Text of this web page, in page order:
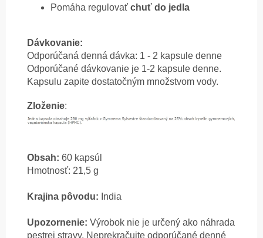
Pomáha regulovať chuť do jedla
Dávkovanie:
Odporúčaná denná dávka: 1 - 2 kapsule denne
Odporúčané dávkovanie je 1-2 kapsule denne.
Kapsulu zapite dostatočným množstvom vody.
Zloženie:
Obsah: 60 kapsúl
Hmotnosť: 21,5 g
Krajina pôvodu: India
Upozornenie: Výrobok nie je určený ako náhrada
pestrej stravy. Neprekračujte odporúčané denné